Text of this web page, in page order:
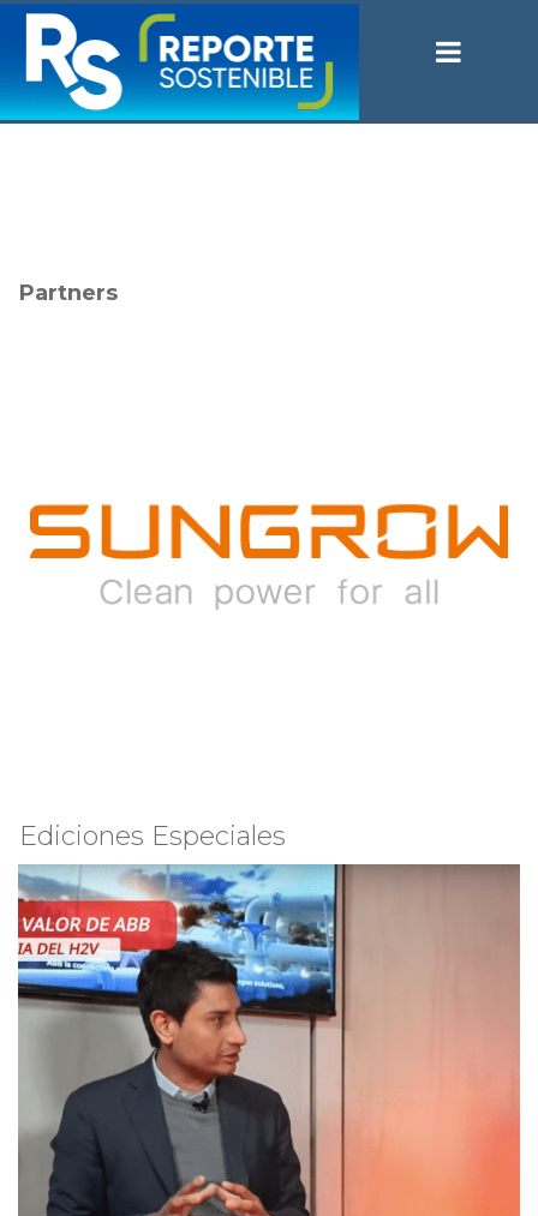
Partners
Ediciones Especiales